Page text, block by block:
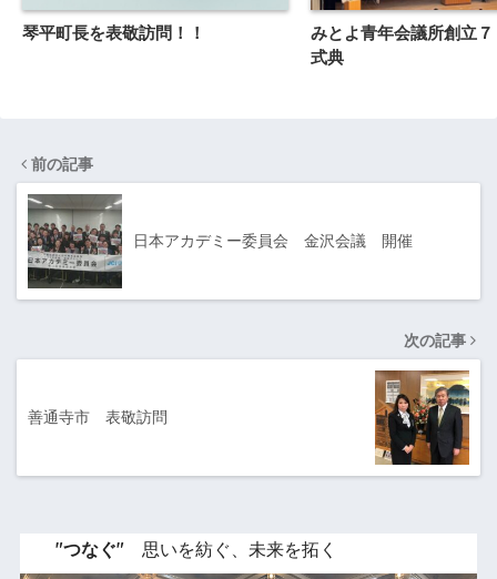
琴平町長を表敬訪問！！
みとよ青年会議所創立
式典
前の記事
日本アカデミー委員会 金沢会議 開催
次の記事
善通寺市 表敬訪問
"つなぐ" 思いを紡ぐ、未来を拓く